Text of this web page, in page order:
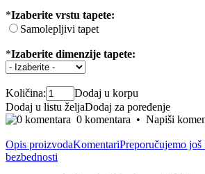
*Izaberite vrstu tapete:
Samolepljivi tapet
*Izaberite dimenzije tapete:
Količina:
Dodaj u korpu
Dodaj u listu željaDodaj za poređenje
0 komentara • Napiši
Opis proizvodaKomentariPreporučujemo
bezbednosti